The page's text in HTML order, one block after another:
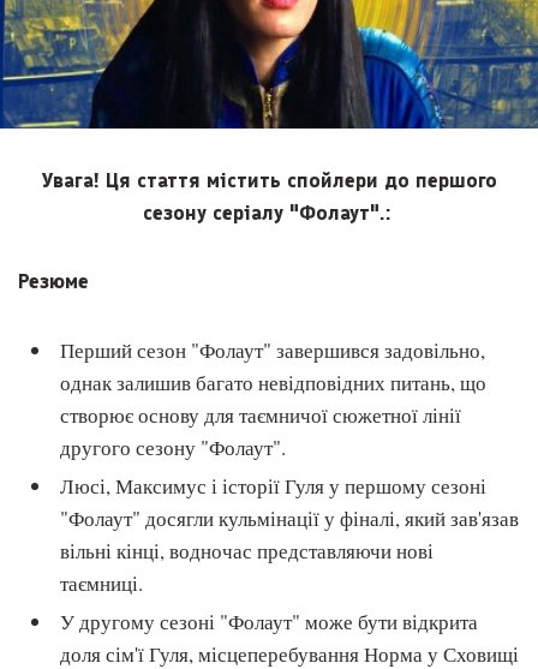
Увага! Ця стаття містить спойлери до першого
сезону серіалу "Фолаут".:
Резюме
Перший сезон "Фолаут" завершився задовільно,
однак залишив багато невідповідних питань, що
створює основу для таємничої сюжетної лінії
другого сезону "Фолаут".
Люсі, Максимус і історії Гуля у першому сезоні
"Фолаут" досягли кульмінації у фіналі, який зав'язав
вільні кінці, водночас представляючи нові
таємниці.
У другому сезоні "Фолаут" може бути відкрита
доля сім'ї Гуля, місцеперебування Норма у Сховищі